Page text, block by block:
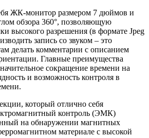
ЖК-монитор размером 7 дюймов и
обзора 360°, позволяющую
высокого разрешения (в формате Jpeg
запись со звуком – это
делать комментарии с описанием
Главные преимущества
сокращение времени на
и возможность контроля в
который отлично себя
контроль (ЭМК)
на обнаружении магнитных
материале с высокой